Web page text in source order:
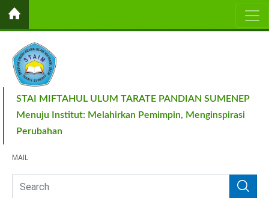
STAI MIFTAHUL ULUM TARATE PANDIAN SUMENEP
Menuju Institut: Melahirkan Pemimpin, Menginspirasi
Perubahan
MAIL